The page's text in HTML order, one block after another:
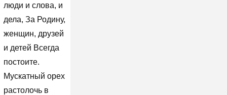
люди и слова, и
дела, За Родину,
женщин, друзей
и детей Всегда
постоите.
Мускатный орех
растолочь в